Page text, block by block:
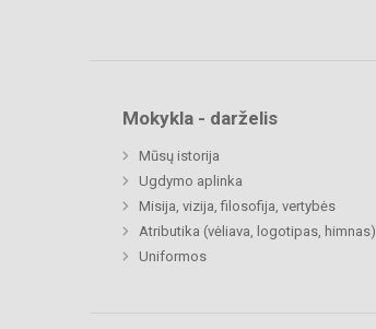
Mokykla - darželis
Mūsų istorija
Ugdymo aplinka
Misija, vizija, filosofija, vertybės
Atributika (vėliava, logotipas, himnas)
Uniformos